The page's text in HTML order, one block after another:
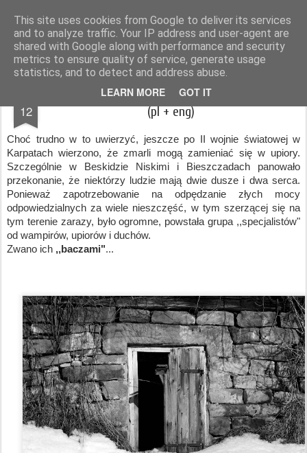
This site uses cookies from Google to deliver its services
and to analyze traffic. Your IP address and user-agent are
shared with Google along with performance and security
metrics to ensure quality of service, generate usage
statistics, and to detect and address abuse.
LEARN MORE GOT IT
Magurskie wyprawy podróże, góry, fotografia
Pages
12
Jak na Łemkowszczyźnie z wampirami walczono
(pl + eng)
Choć trudno w to uwierzyć, jeszcze po II wojnie światowej w
Karpatach wierzono, że zmarli mogą zamieniać się w upiory.
Szczególnie w Beskidzie Niskimi i Bieszczadach panowało
przekonanie, że niektórzy ludzie mają dwie dusze i dwa serca.
Ponieważ zapotrzebowanie na odpędzanie złych mocy
odpowiedzialnych za wiele nieszczęść, w tym szerzącej się na
tym terenie zarazy, było ogromne, powstała grupa ,,specjalistów"
od wampirów, upiorów i duchów.
Zwano ich ,,baczami"...